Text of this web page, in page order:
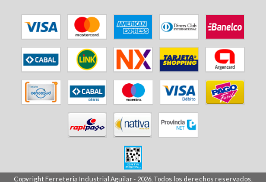
Copyright Ferreteria Industrial Aguilar - 2026. Todos los derechos reservados.